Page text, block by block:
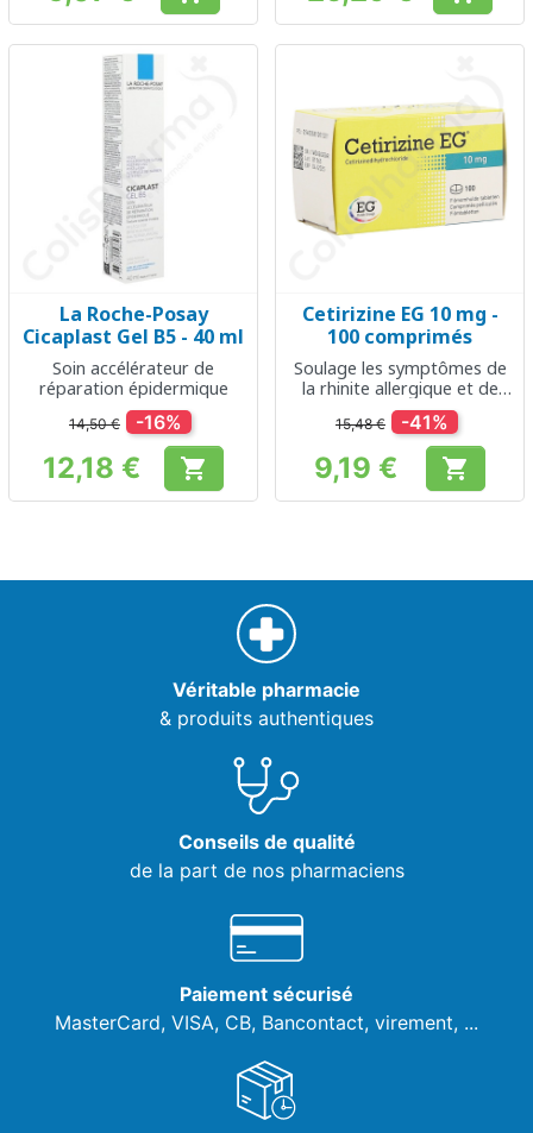
La Roche-Posay
Cicaplast Gel B5 - 40 ml
Soin accélérateur de
réparation épidermique
14,50 € -16%
Prix
12,18 € 
Cetirizine EG 10 mg -
100 comprimés
Soulage les symptômes de
la rhinite allergique et de
l'urticaire
15,48 € -41%
Prix
9,19 € 
Véritable pharmacie
& produits authentiques
Conseils de qualité
de la part de nos pharmaciens
Paiement sécurisé
MasterCard, VISA, CB, Bancontact, virement, ...